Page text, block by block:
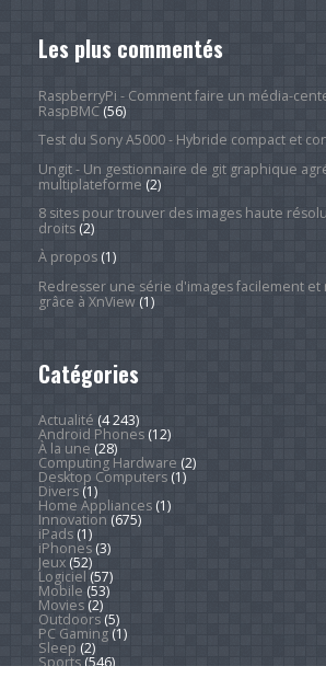
Les plus commentés
RaspberryPi - Comment faire un média-
RaspBMC(56)
Test du Sony A5000 - Hybride compact et
Ungit - Un gestionnaire de git graphique
multiplateforme (2)
8 sites pour trouver des images haute
droits(2)
À propos(1)
Redresser une série d'images facilement
grâce à XnView(1)
Catégories
Actualité (4 243)
Android Phones(12)
À la une (28)
Computing Hardware (2)
Desktop Computers(1)
Divers(1)
Home Appliances(1)
Innovation (675)
iPads(1)
iPhones(3)
Jeux(52)
Logiciel (57)
Mobile (53)
Movies(2)
Outdoors(5)
PC Gaming(1)
Sleep (2)
Sports(546)